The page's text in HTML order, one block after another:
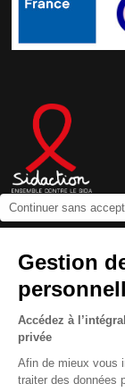
Continuer sans
Gestion
Accédez à
privée
Afin de mieux vous
traiter des données
Newsletter
Nous suivre sur